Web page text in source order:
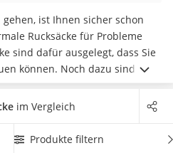
ist Ihnen sicher schon
Rucksäcke für Probleme
sind dafür ausgelegt, dass Sie
können. Noch dazu sind sie
erhältlich,sodass sie den
meistern werden.
aus unserer
im Vergleich
Produkte filtern